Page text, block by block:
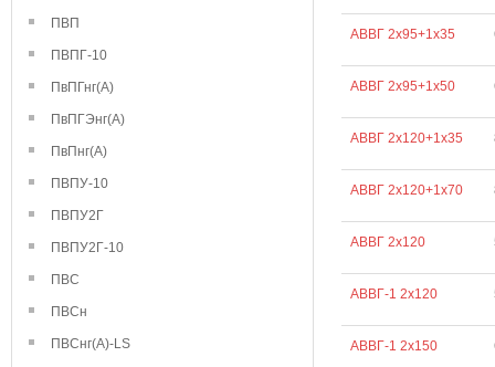
ПВП
ПВПГ-10
ПвПГнг(А)
ПвПГЭнг(А)
ПвПнг(А)
ПВПУ-10
ПВПУ2Г
ПВПУ2Г-10
ПВС
ПВСн
ПВСнг(А)-LS
АВВГ 2х95+1х35
АВВГ 2х95+1х50
АВВГ 2х120+1х35
АВВГ 2х120+1х70
АВВГ 2х120
АВВГ-1 2х120
АВВГ-1 2х150